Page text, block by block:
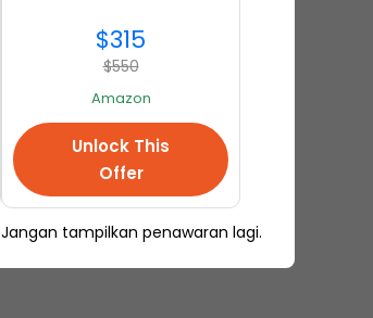
$315
$550
Amazon
Unlock This
Offer
Jangan tampilkan penawaran lagi.